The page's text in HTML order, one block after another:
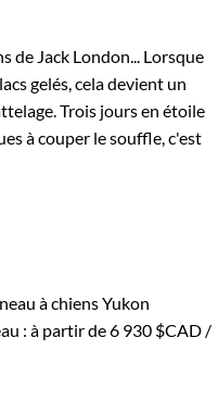
de Jack London... Lorsque
gelés, cela devient un
Trois jours en étoile
à couper le souffle, c'est
à chiens Yukon
: à partir de6 930 $CAD /